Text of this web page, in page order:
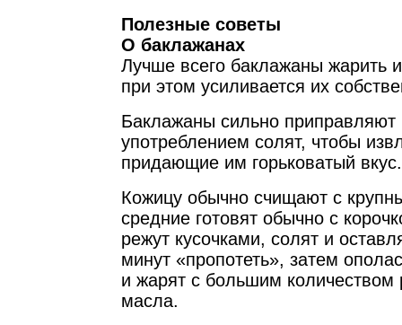
Полезные советы
О баклажанах
Лучше всего баклажаны жарить
при этом усиливается их
Баклажаны сильно приправляют
употреблением солят, чтобы
придающие им горьковатый вкус.
Кожицу обычно счищают с
средние готовят обычно с
режут кусочками, солят и
минут «пропотеть», затем
и жарят с большим количеством
масла.